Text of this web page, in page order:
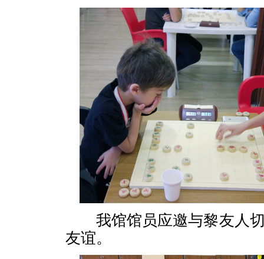
我馆馆员应邀与黎友人切
友谊。